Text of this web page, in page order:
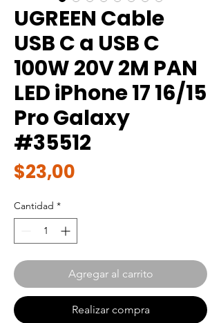
UGREEN Cable
USB C a USB C
100W 20V 2M PAN
LED iPhone 17 16/15
Pro Galaxy
#35512
$23,00
Cantidad *
Agregar al carrito
Realizar compra